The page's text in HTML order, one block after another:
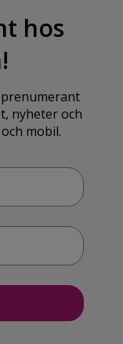
hos
prenumerant
nyheter och
mobil.